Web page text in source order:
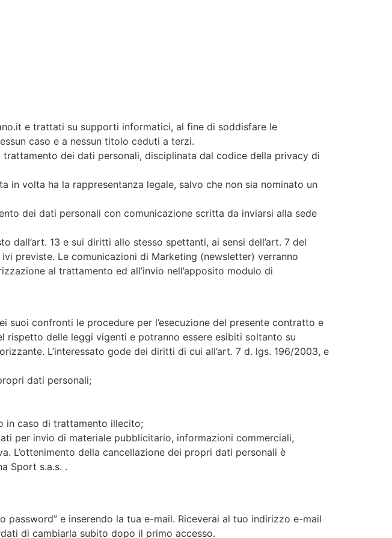
e trattati su supporti informatici, al fine di soddisfare le
caso e a nessun titolo ceduti a terzi.
dei dati personali, disciplinata dal codice della privacy di
volta ha la rappresentanza legale, salvo che non sia nominato un
dei dati personali con comunicazione scritta da inviarsi alla sede
dall’art. 13 e sui diritti allo stesso spettanti, ai sensi dell’art. 7 del
previste. Le comunicazioni di Marketing (newsletter) verranno
al trattamento ed all’invio nell’apposito modulo di
confronti le procedure per l’esecuzione del presente contratto e
delle leggi vigenti e potranno essere esibiti soltanto su
L’interessato gode dei diritti di cui all’art. 7 d. lgs. 196/2003, e
dati personali;
in caso di trattamento illecito;
per invio di materiale pubblicitario, informazioni commerciali,
L’ottenimento della cancellazione dei propri dati personali è
Sport s.a.s. .
e inserendo la tua e-mail. Riceverai al tuo indirizzo e-mail
di cambiarla subito dopo il primo accesso.